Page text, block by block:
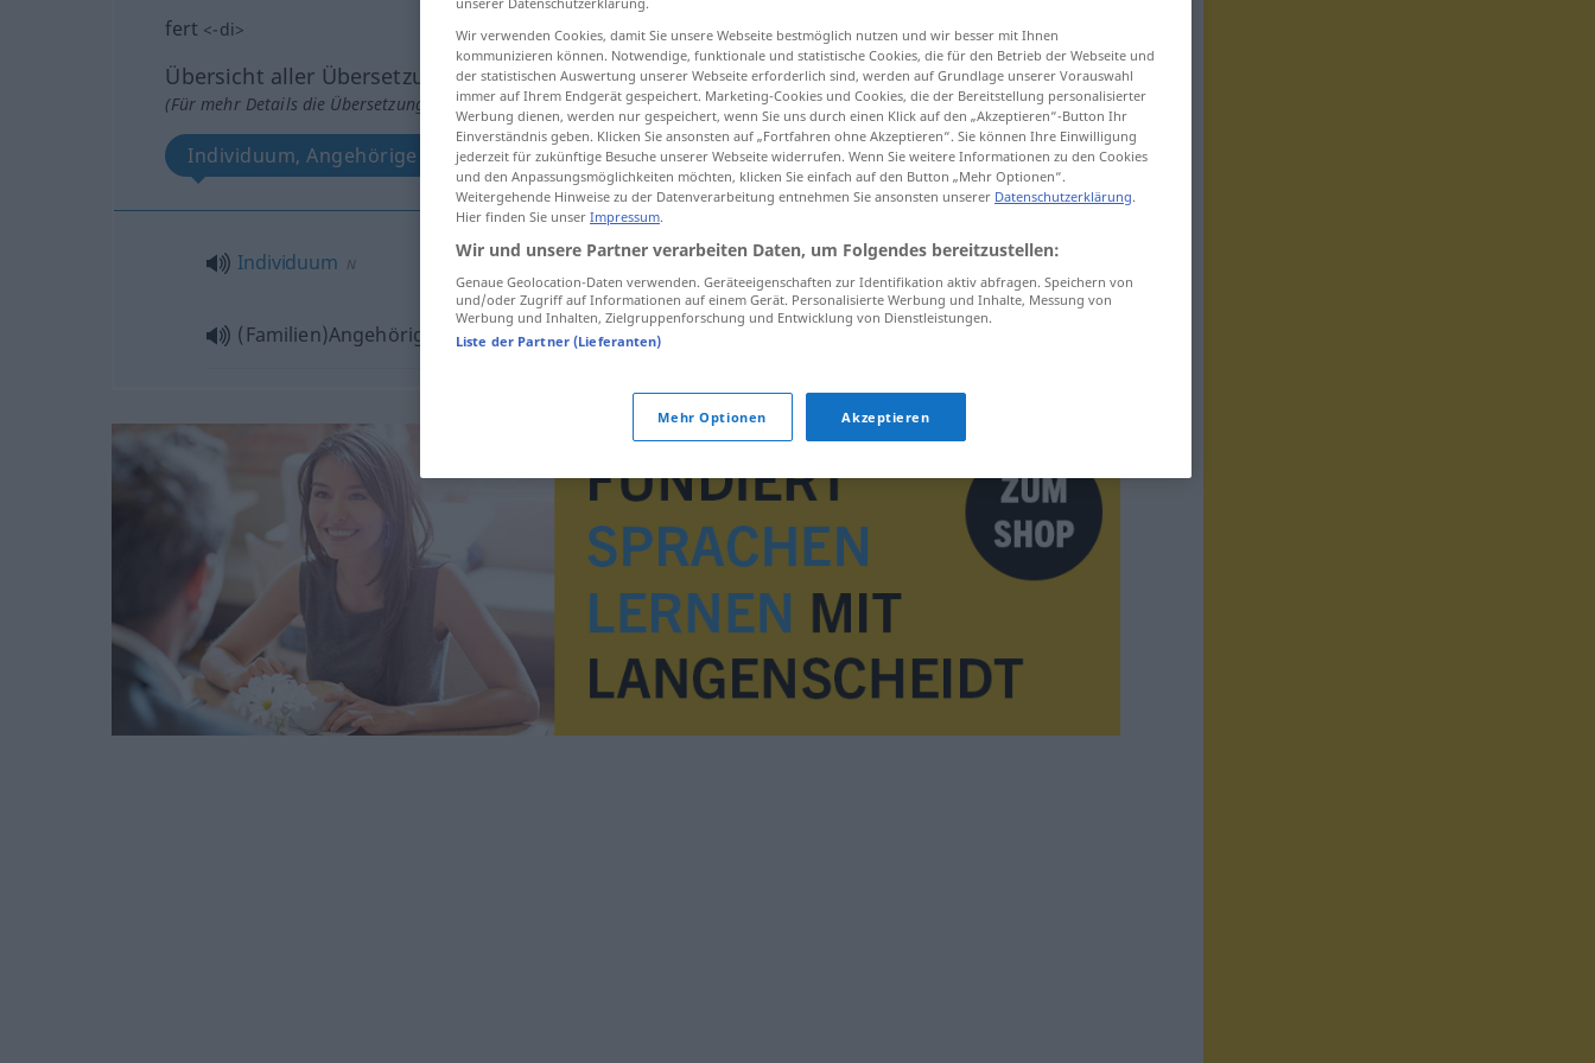
fert <-di>
Übersicht aller Übersetzungen
(Für mehr Details die Übersetzung anklicken/antippen)
Individuum, Angehörige
Individuum N fert
(Familien)Angehörige(r) fert
Wir verwenden Cookies, damit Sie unsere Webseite bestmöglich nutzen und wir besser mit Ihnen
kommunizieren können. Notwendige, funktionale und statistische Cookies, die für den Betrieb der Webseite und
der statistischen Auswertung unserer Webseite erforderlich sind, werden auf Grundlage unserer Vorauswahl
immer auf Ihrem Endgerät gespeichert. Marketing-Cookies und Cookies, die der Bereitstellung personalisierter
Werbung dienen, werden nur gespeichert, wenn Sie uns durch einen Klick auf den „Akzeptieren“-Button Ihr
Einverständnis geben. Klicken Sie ansonsten auf „Fortfahren ohne Akzeptieren“. Sie können Ihre Einwilligung
jederzeit für zukünftige Besuche unserer Webseite widerrufen. Wenn Sie weitere Informationen zu den Cookies
und den Anpassungsmöglichkeiten möchten, klicken Sie einfach auf den Button „Mehr Optionen“.
Weitergehende Hinweise zu der Datenverarbeitung entnehmen Sie ansonsten unserer Datenschutzerklärung.
Hier finden Sie unser Impressum.
Wir und unsere Partner verarbeiten Daten, um Folgendes bereitzustellen:
Genaue Geolocation-Daten verwenden. Geräteeigenschaften zur Identifikation aktiv abfragen. Speichern von
und/oder Zugriff auf Informationen auf einem Gerät. Personalisierte Werbung und Inhalte, Messung von
Werbung und Inhalten, Zielgruppenforschung und Entwicklung von Dienstleistungen.
Liste der Partner (Lieferanten)
Mehr Optionen Akzeptieren